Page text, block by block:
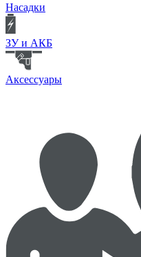
Насадки
ЗУ и АКБ
Аксессуары